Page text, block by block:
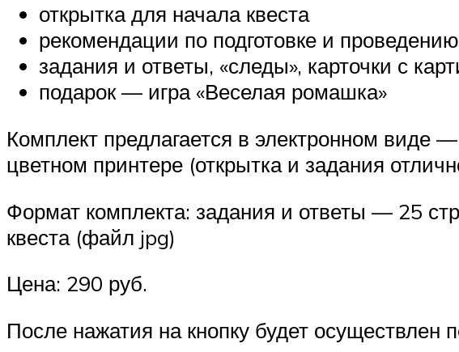
открытка для начала квеста
рекомендации по подготовке и
задания и ответы, «следы», карточки с
подарок — игра «Веселая ромашка»
Комплект предлагается в электронном виде
цветном принтере (открытка и задания
Формат комплекта: задания и ответы — 25
квеста (файл jpg)
Цена: 290 руб.
После нажатия на кнопку будет осуществлен